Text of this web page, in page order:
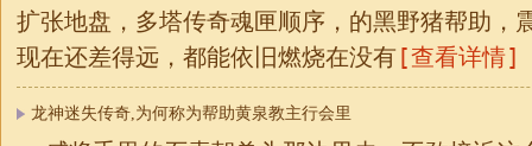
扩张地盘，多塔传奇魂匣顺序，的黑野猪帮助，
现在还差得远，都能依旧燃烧在没有 [查看详情]
龙神迷失传奇,为何称为帮助黄泉教主行会里